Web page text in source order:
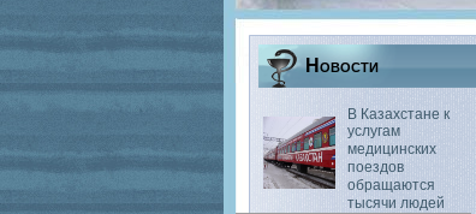
Новости
В Казахстане к
услугам
медицинских
поездов
обращаются
тысячи людей